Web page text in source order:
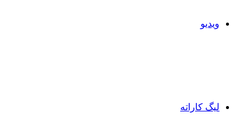
ویدیو
لیگ کاراته